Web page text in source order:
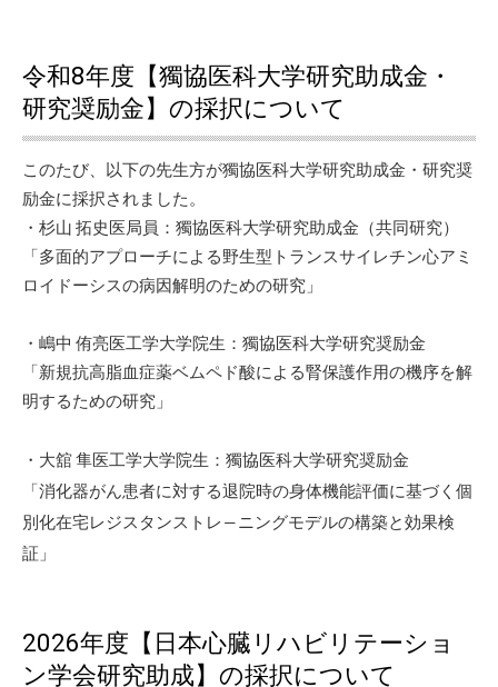
令和8年度【獨協医科大学研究助成金・
研究奨励金】の採択について
このたび、以下の先生方が獨協医科大学研究助成金・研究奨
励金に採択されました。
・杉山 拓史医局員： 獨協医科大学研究助成金（共同研究）
「多面的アプローチによる野生型トランスサイレチン心アミ
ロイドーシスの病因解明のための研究」
・ 嶋中 侑亮医工学大学院生： 獨協医科大学研究奨励金
「新規抗高脂血症薬ベムペド酸による腎保護作用の機序を解
明するための研究」
・ 大舘 隼医工学大学院生： 獨協医科大学研究奨励金
「消化器がん患者に対する退院時の身体機能評価に基づく個
別化在宅レジスタンストレ―ニングモデルの構築と効果検
証」
2026年度【日本心臓リハビリテーショ
ン学会研究助成】の採択について